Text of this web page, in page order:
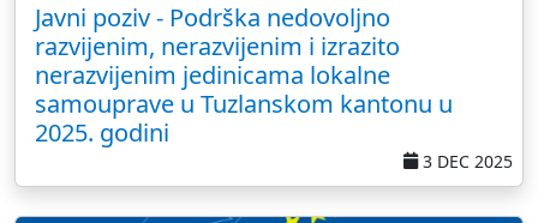
Javni poziv - Podrška nedovoljno
razvijenim, nerazvijenim i izrazito
nerazvijenim jedinicama lokalne
samouprave u Tuzlanskom kantonu u
2025. godini
3 DEC 2025